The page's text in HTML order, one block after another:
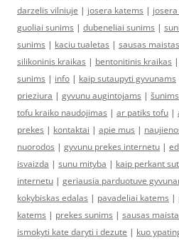
darzelis vilniuje | josera katems |
guoliai sunims | dubeneliai sunims |
sunims | kaciu tualetas | sausas
silikoninis kraikas | bentonitinis kraikas |
sunims | info | kaip sutaupyti gyvunams
prieziura | gyvunu augintojams | šunims
tofu kraiko naudojimas | ar patiks tofu |
prekes | kontaktai | apie mus |
nuorodos | gyvunu prekes internetu |
isvaizda | sunu mityba | kaip perkant
internetu | geriausia parduotuve
kokybiskas edalas | pavadeliai katems |
katems | prekes sunims | sausas
ismokyti kate daryti i dezute | kuo